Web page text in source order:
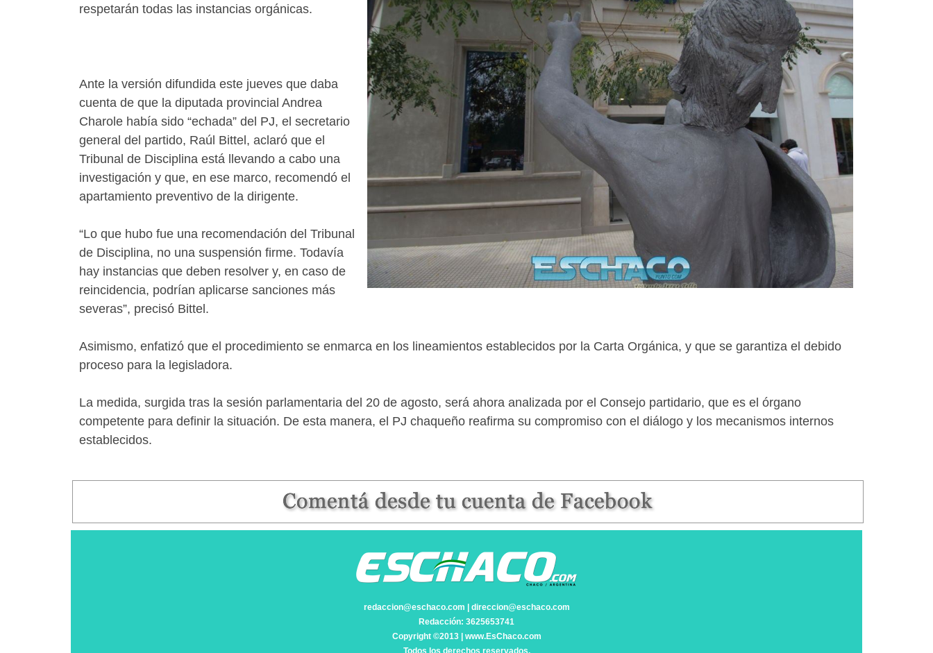
respetarán todas las instancias orgánicas.
Ante la versión difundida este jueves que daba
cuenta de que la diputada provincial Andrea
Charole había sido “echada” del PJ, el secretario
general del partido, Raúl Bittel, aclaró que el
Tribunal de Disciplina está llevando a cabo una
investigación y que, en ese marco, recomendó el
apartamiento preventivo de la dirigente.
“Lo que hubo fue una recomendación del Tribunal
de Disciplina, no una suspensión firme. Todavía
hay instancias que deben resolver y, en caso de
reincidencia, podrían aplicarse sanciones más
severas”, precisó Bittel.
Asimismo, enfatizó que el procedimiento se enmarca en los lineamientos establecidos por la Carta Orgánica, y que se garantiza el debido
proceso para la legisladora.
La medida, surgida tras la sesión parlamentaria del 20 de agosto, será ahora analizada por el Consejo partidario, que es el órgano
competente para definir la situación. De esta manera, el PJ chaqueño reafirma su compromiso con el diálogo y los mecanismos internos
establecidos.
redaccion@eschaco.com | direccion@eschaco.com
Redacción: 3625653741
Copyright ©2013 | www.EsChaco.com
Todos los derechos reservados.